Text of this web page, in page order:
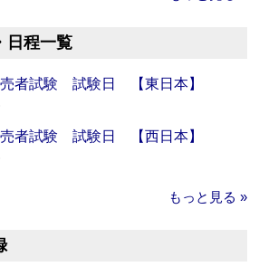
日程一覧
者試験 試験日 【東日本】
者試験 試験日 【西日本】
もっと見る »